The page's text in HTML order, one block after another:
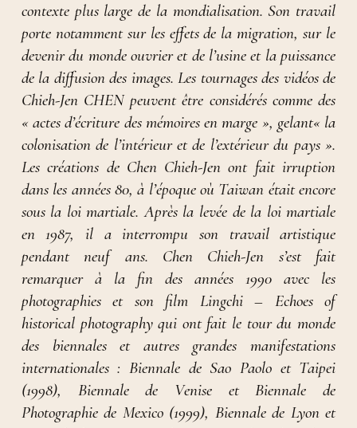
contexte plus large de la mondialisation. Son travail
porte notamment sur les effets de la migration, sur le
devenir du monde ouvrier et de l’usine et la puissance
de la diffusion des images. Les tournages des vidéos de
Chieh-Jen CHEN peuvent être considérés comme des
« actes d’écriture des mémoires en marge », gelant« la
colonisation de l’intérieur et de l’extérieur du pays ».
Les créations de Chen Chieh-Jen ont fait irruption
dans les années 80, à l’époque où Taiwan était encore
sous la loi martiale. Après la levée de la loi martiale
en 1987, il a interrompu son travail artistique
pendant neuf ans. Chen Chieh-Jen s’est fait
remarquer à la fin des années 1990 avec les
photographies et son film Lingchi – Echoes of
historical photography qui ont fait le tour du monde
des biennales et autres grandes manifestations
internationales : Biennale de Sao Paolo et Taipei
(1998), Biennale de Venise et Biennale de
Photographie de Mexico (1999), Biennale de Lyon et